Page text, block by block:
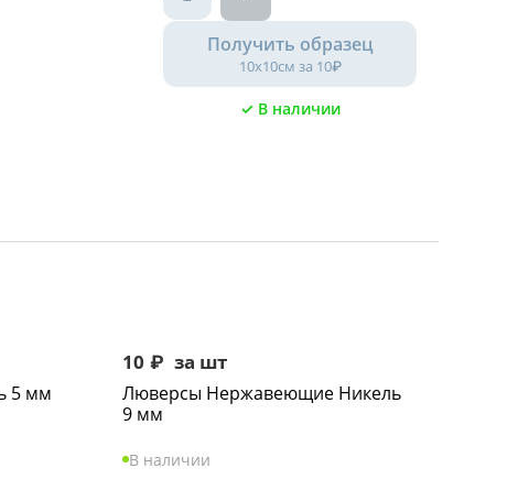
Получить образец
10х10см за 10₽
✓ В наличии
5 мм
10 ₽ за шт
Люверсы Нержавеющие Никель
9 мм
В наличии